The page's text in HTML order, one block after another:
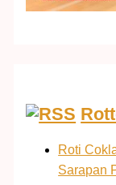
Roti
Sarapan